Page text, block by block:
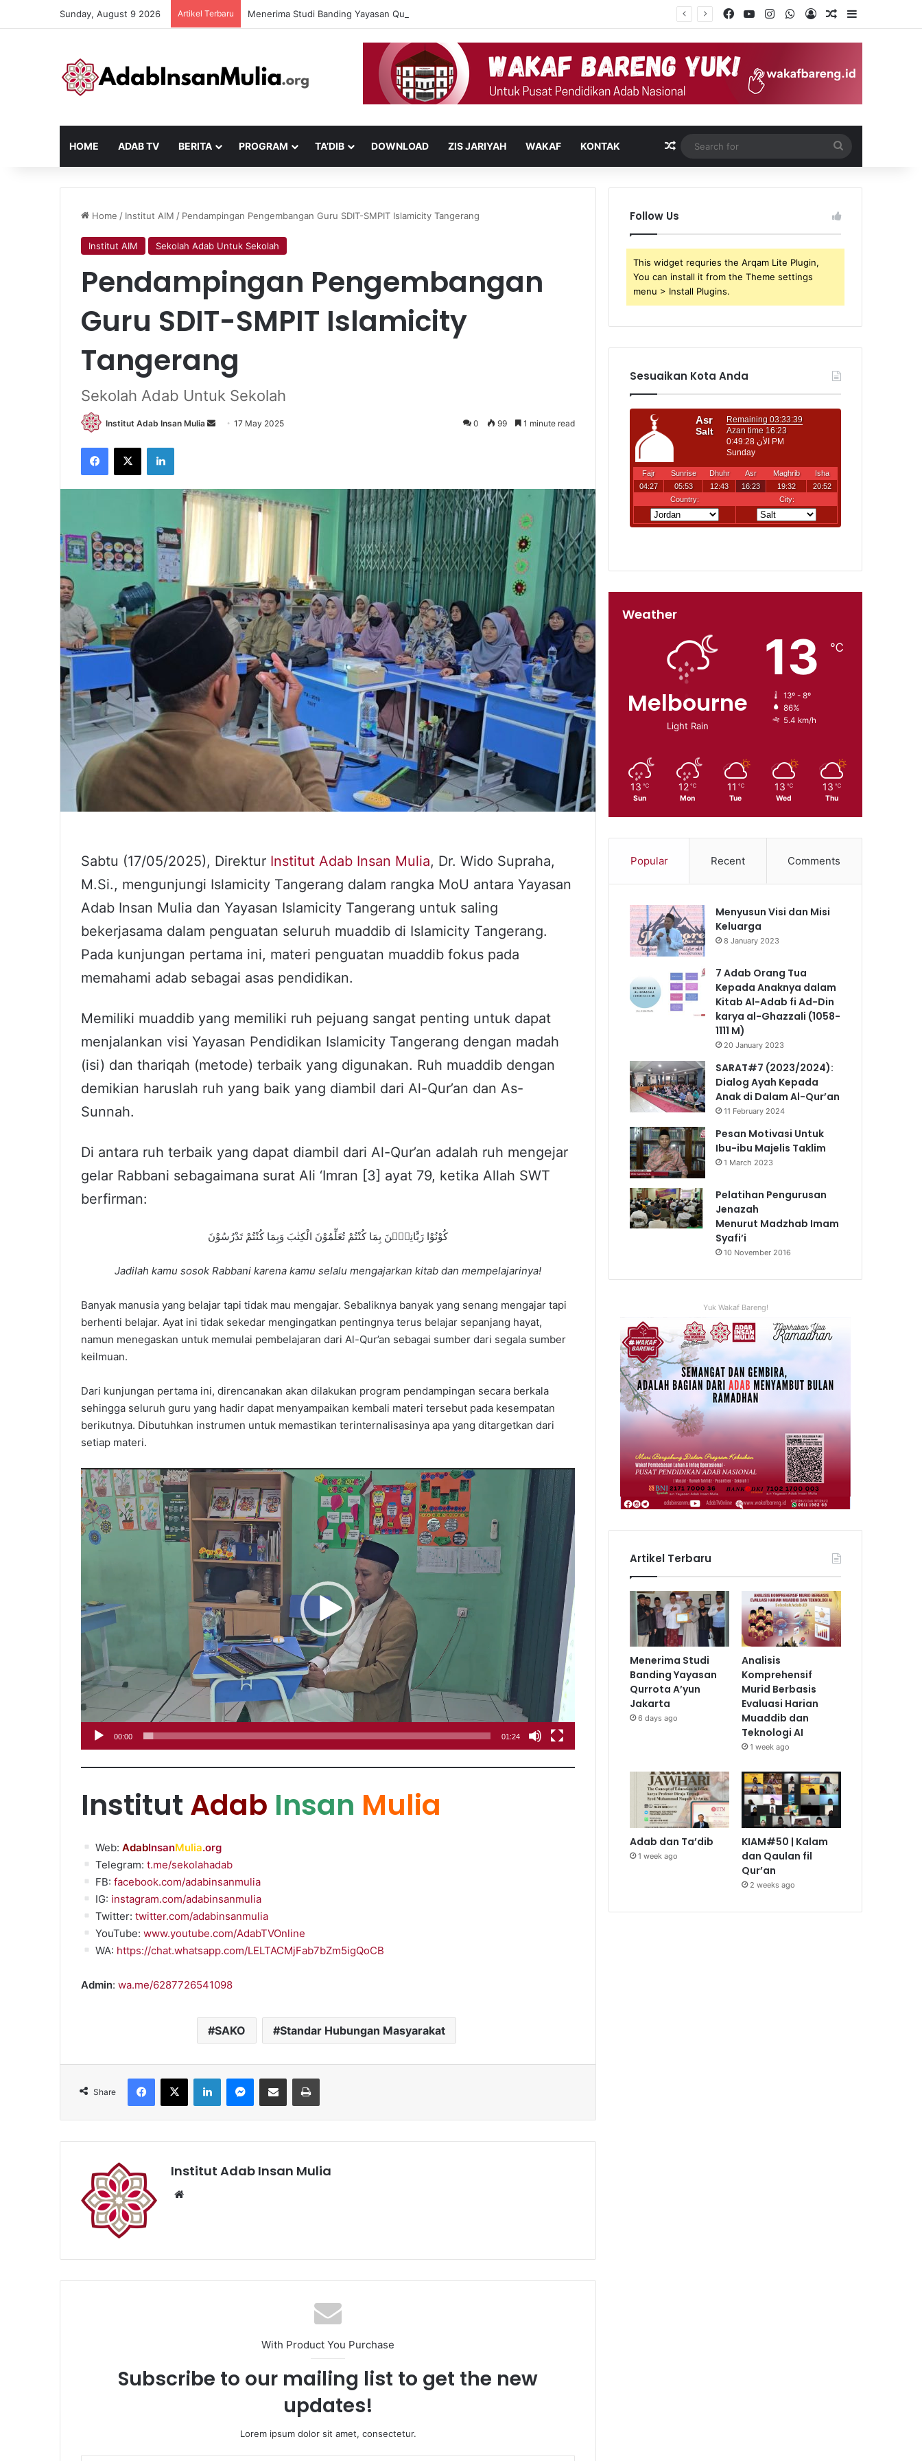
Sunday, August 9 2026 Artikel Terbaru Menerima Studi Banding Yayasan Qurrota A’yun Jakarta Facebook
YouTubeInstagramWhatsApp
Log InRandom Article
Sidebar
HOME ADAB TV BERITA PROGRAM TA’DIB DOWNLOAD ZIS JARIYAH WAKAF KONTAK Random Article
for
Home / Institut AIM / Pendampingan Pengembangan Guru SDIT-SMPIT Islamicity Tangerang
Institut AIM Sekolah Adab Untuk Sekolah
Pendampingan Pengembangan
Guru SDIT-SMPIT Islamicity
Tangerang
Sekolah Adab Untuk Sekolah
Institut Adab Insan Mulia
Send17 May 2025 0 99 1 minute read
Facebook
X LinkedIn
Sabtu (17/05/2025), Direktur Institut Adab Insan Mulia, Dr. Wido Supraha,
M.Si., mengunjungi Islamicity Tangerang dalam rangka MoU antara Yayasan
Adab Insan Mulia dan Yayasan Islamicity Tangerang untuk saling
bekerjasama dalam penguatan seluruh muaddib di Islamicity Tangerang.
Pada kunjungan pertama ini, materi penguatan muaddib fokus pada
memahami adab sebagai asas pendidikan.
Memiliki muaddib yang memiliki ruh pejuang sangat penting untuk dapat
menjalankan visi Yayasan Pendidikan Islamicity Tangerang dengan madah
(isi) dan thariqah (metode) terbaik yang digunakan. Ruh muaddib dengan
demikian haruslah ruh yang baik yang diambil dari Al-Qur’an dan As-
Sunnah.
Di antara ruh terbaik yang dapat diambil dari Al-Qur’an adalah ruh mengejar
gelar Rabbani sebagaimana surat Ali ‘Imran [3] ayat 79, ketika Allah SWT
berfirman:
كُوْنُوْا رَبَّانِيّٖنَ بِمَا كُنْتُمْ تُعَلِّمُوْنَ الْكِتٰبَ وَبِمَا كُنْتُمْ تَدْرُسُوْنَ
Jadilah kamu sosok Rabbani karena kamu selalu mengajarkan kitab dan mempelajarinya!
Banyak manusia yang belajar tapi tidak mau mengajar. Sebaliknya banyak yang senang mengajar tapi
berhenti belajar. Ayat ini tidak sekedar mengingatkan pentingnya terus belajar sepanjang hayat,
namun menegaskan untuk memulai pembelajaran dari Al-Qur’an sebagai sumber dari segala sumber
keilmuan.
Dari kunjungan pertama ini, direncanakan akan dilakukan program pendampingan secara berkala
sehingga seluruh guru yang hadir dapat menyampaikan kembali materi tersebut pada kesempatan
berikutnya. Dibutuhkan instrumen untuk memastikan terinternalisasinya apa yang ditargetkan dari
setiap materi.
Video
Player
00:00 01:24
Institut Adab Insan Mulia
Web:AdabInsanMulia.org
Telegram:t.me/sekolahadab
FB:facebook.com/adabinsanmulia
IG: instagram.com/adabinsanmulia
Twitter:twitter.com/adabinsanmulia
YouTube:www.youtube.com/AdabTVOnline
WA: https://chat.whatsapp.com/LELTACMjFab7bZm5igQoCB
Admin: wa.me/6287726541098
SAKO Standar Hubungan Masyarakat
Share
Facebook
X LinkedInMessenger
Share via Email Print
Institut Adab Insan Mulia
With Product You Purchase
Subscribe to our mailing list to get the new
updates!
Lorem ipsum dolor sit amet, consectetur.
Follow Us
This widget requries the Arqam Lite Plugin,
You can install it from the Theme settings
menu > Install Plugins.
Sesuaikan Kota Anda
Weather
Melbourne
Light Rain
13 ℃
13º - 8º
86%
5.4 km/h
13 ℃
Sun
12 ℃
Mon
11 ℃
Tue
13 ℃
Wed
13 ℃
Thu
Popular Recent Comments
Menyusun Visi dan Misi
Keluarga
8 January 2023
7 Adab Orang Tua
Kepada Anaknya dalam
Kitab Al-Adab fi Ad-Din
karya al-Ghazzali (1058-
1111 M)
20 January 2023
SARAT#7 (2023/2024):
Dialog Ayah Kepada
Anak di Dalam Al-Qur’an
11 February 2024
Pesan Motivasi Untuk
Ibu-ibu Majelis Taklim
1 March 2023
Pelatihan Pengurusan
Jenazah
Menurut Madzhab Imam
Syafi’i
10 November 2016
Yuk Wakaf Bareng!
Artikel Terbaru
Menerima Studi
Banding Yayasan
Qurrota A’yun
Jakarta
6 days ago
Analisis
Komprehensif
Murid Berbasis
Evaluasi Harian
Muaddib dan
Teknologi AI
1 week ago
Adab dan Ta’dib
1 week ago
KIAM#50 | Kalam
dan Qaulan fil
Qur’an
2 weeks ago